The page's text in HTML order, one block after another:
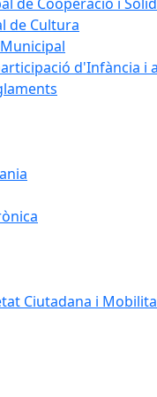
de Cultura
d'Infància i
Ciutadana i